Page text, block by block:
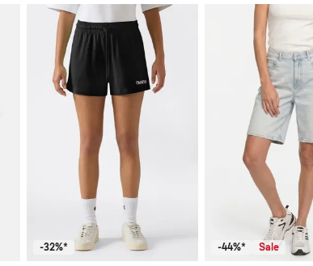
-32%* -44%* Sale